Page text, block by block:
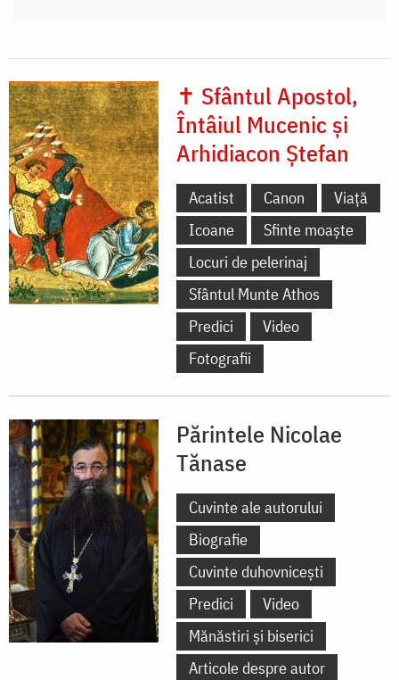
✝ Sfântul Apostol,
Întâiul Mucenic și
Arhidiacon Ștefan
Acatist Canon
Viață
Icoane
Sfinte moaște
Locuri de pelerinaj
Sfântul Munte Athos
Predici
Video
Fotografii
Părintele Nicolae
Tănase
Cuvinte ale autorului
Biografie
Cuvinte duhovnicești
Predici
Video
Mănăstiri și biserici
Articole despre autor